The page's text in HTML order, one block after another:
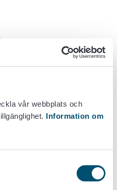
vår webbplats och
Information om
om stöd
juni årligen i Viputjänsten, i